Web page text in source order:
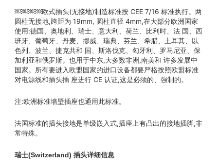
￼￼￼￼欧式插头(无接地)制造标准按 CEE 7/16 标准执行。两
圆柱无接地,跨距为 19mm, 圆柱直径 4mm,在大部分欧洲国家
使用:德国、奥地利、瑞士、意大利、荷兰、比利时、法 国、西
班牙、葡萄牙、丹麦、挪威、瑞典、芬兰、希腊、土耳其、以
色列、波兰、捷克共和 国、斯洛伐克、匈牙利、罗马尼亚、保
加利亚和俄罗斯。也用于中东,大多数非洲,南美和 许多发展中
国家。所有要进入欧盟国家的进口设备都要严格按照欧盟标准
对电源线和插头插 座进行 CE 认证,这是必须的、强制的。
注:欧洲标准墙壁插座也通用此标准。
法国标准的插头接地是单级嵌入式,插座上有凸出的接地插脚,非
常特殊。
瑞士(Switzerland) 插头详细信息